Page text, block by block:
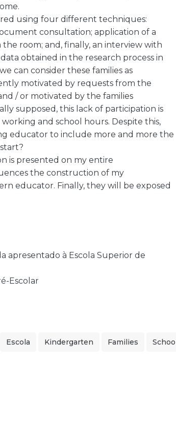
using four different techniques:
consultation; application of a
room; and, finally, an interview with
obtained in the research process in
can consider these families as
motivated by requests from the
/ or motivated by the families
supposed, this lack of participation is
and school hours. Despite this,
educator to include more and more the
is presented on my entire
the construction of my
educator. Finally, they will be exposed
apresentado à Escola Superior de
Escolar
Escola Kindergarten Families